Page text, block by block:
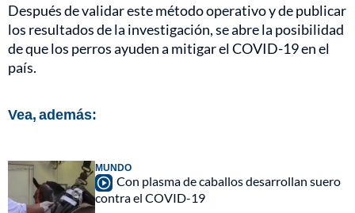
Después de validar este método operativo y de publicar
los resultados de la investigación, se abre la posibilidad
de que los perros ayuden a mitigar el COVID-19 en el
país.
Vea, además:
MUNDO
Con plasma de caballos desarrollan suero
contra el COVID-19